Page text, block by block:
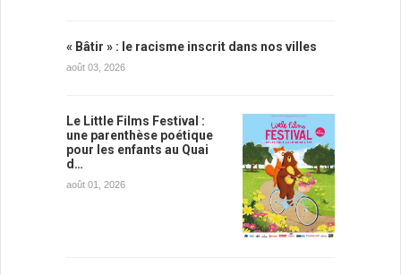
« Bâtir » : le racisme inscrit dans nos villes
août 03, 2026
Le Little Films Festival :
une parenthèse poétique
pour les enfants au Quai
d…
août 01, 2026